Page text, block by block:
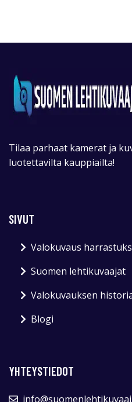
Tilaa parhaat kamerat ja
luotettavilta kauppiailta!
SIVUT
Valokuvaus
Suomen lehtikuvaajat
Valokuvauksen
Blogi
YHTEYSTIEDOT